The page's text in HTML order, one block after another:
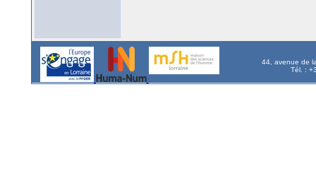
44, avenue de
Tél. :